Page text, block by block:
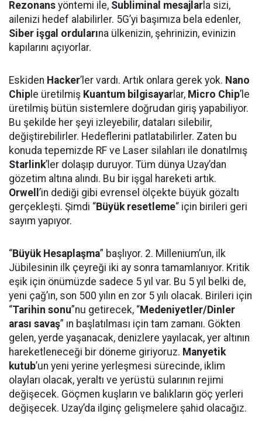
Rezonans yöntemi ile, Subliminal mesajlar la sizi,
ailenizi hedef alabilirler. 5G’yi başımıza bela edenler,
Siber işgal ordularına ülkenizin, şehrinizin, evinizin
kapılarını açıyorlar.
Eskiden Hacker’ler vardı. Artık onlara gerek yok. Nano
Chip le üretilmiş Kuantum bilgisayar lar, Micro Chip’le
üretilmiş bütün sistemlere doğrudan giriş yapabiliyor.
Bu şekilde her şeyi izleyebilir, dataları silebilir,
değiştirebilirler. Hedeflerini patlatabilirler. Zaten bu
konuda tepemizde RF ve Laser silahları ile donatılmış
Starlink’ler dolaşıp duruyor. Tüm dünya Uzay’dan
gözetim altına alındı. Bu bir işgal hareketi artık.
Orwell ’in dediği gibi evrensel ölçekte büyük gözaltı
gerçekleşti. Şimdi “Büyük resetleme“ için birileri geri
sayım yapıyor.
“Büyük Hesaplaşma” başlıyor. 2. Millenium’un, ilk
Jübilesinin ilk çeyreği iki ay sonra tamamlanıyor. Kritik
eşik için önümüzde sadece 5 yıl var. Bu 5 yıl belki de,
yeni çağ’ın, son 500 yılın en zor 5 yılı olacak. Birileri için
“Tarihin sonu”nu getirecek, “Medeniyetler/Dinler
arası savaş” ın başlatılması için tam zamanı. Gökten
gelen, yerde yaşanacak, denizlere yayılacak, yer altının
hareketleneceği bir döneme giriyoruz. Manyetik
kutub’un yeni yerine yerleşmesi sürecinde, iklim
olayları olacak, yeraltı ve yerüstü sularının rejimi
değişecek. Göçmen kuşların ve balıkların göç yerleri
değişecek. Uzay’da ilginç gelişmelere şahid olacağız.